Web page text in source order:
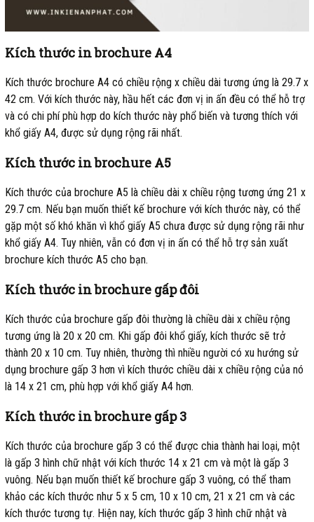
Kích thước in brochure A4
Kích thước brochure A4 có chiều rộng x chiều dài tương ứng là 29.7 x
42 cm. Với kích thước này, hầu hết các đơn vị in ấn đều có thể hỗ trợ
và có chi phí phù hợp do kích thước này phổ biến và tương thích với
khổ giấy A4, được sử dụng rộng rãi nhất.
Kích thước in brochure A5
Kích thước của brochure A5 là chiều dài x chiều rộng tương ứng 21 x
29.7 cm. Nếu bạn muốn thiết kế brochure với kích thước này, có thể
gặp một số khó khăn vì khổ giấy A5 chưa được sử dụng rộng rãi như
khổ giấy A4. Tuy nhiên, vẫn có đơn vị in ấn có thể hỗ trợ sản xuất
brochure kích thước A5 cho bạn.
Kích thước in brochure gấp đôi
Kích thước của brochure gấp đôi thường là chiều dài x chiều rộng
tương ứng là 20 x 20 cm. Khi gấp đôi khổ giấy, kích thước sẽ trở
thành 20 x 10 cm. Tuy nhiên, thường thì nhiều người có xu hướng sử
dụng brochure gấp 3 hơn vì kích thước chiều dài x chiều rộng của nó
là 14 x 21 cm, phù hợp với khổ giấy A4 hơn.
Kích thước in brochure gấp 3
Kích thước của brochure gấp 3 có thể được chia thành hai loại, một
là gấp 3 hình chữ nhật với kích thước 14 x 21 cm và một là gấp 3
vuông. Nếu bạn muốn thiết kế brochure gấp 3 vuông, có thể tham
khảo các kích thước như 5 x 5 cm, 10 x 10 cm, 21 x 21 cm và các
kích thước tương tự. Hiện nay, kích thước gấp 3 hình chữ nhật và